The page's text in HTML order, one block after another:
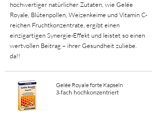
hochwertiger natürlicher Zutaten, wie Gelée
Royale, Blütenpollen, Weizenkeime und Vitamin C-
reichen Fruchtkonzentrate, ergibt einen
einzigartigen Synergie-Effekt und leistet so einen
wertvollen Beitrag – ihrer Gesundheit zuliebe.
da!!
Gelée Royale forte Kapseln
3-fach hochkonzentriert